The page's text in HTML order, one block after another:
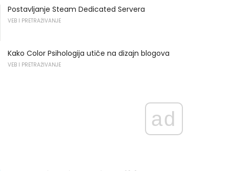
Postavljanje Steam Dedicated Servera
VEB I PRETRAŽIVANJE
Kako Color Psihologija utiče na dizajn blogova
VEB I PRETRAŽIVANJE
ad